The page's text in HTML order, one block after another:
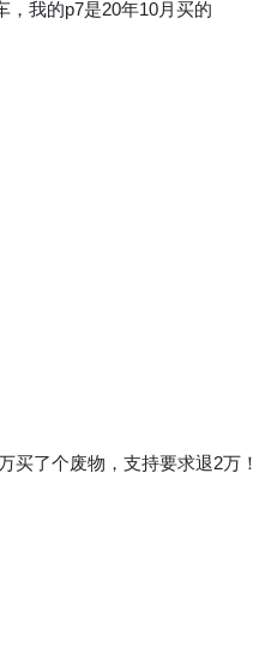
，我的p7是20年10月买的
买了个废物，支持要求退2万！